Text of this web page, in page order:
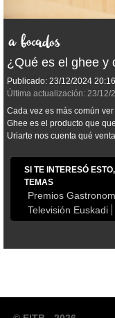
¿Qué es el ghee y
Publicado: 23/12/2024 20:16
Última actualización: 23/12/
Cada vez es más común
Ghee es el producto que
Uriarte nos cuenta qué
SI TE INTERESÓ
TEMAS
Premios
Televisión Euskadi